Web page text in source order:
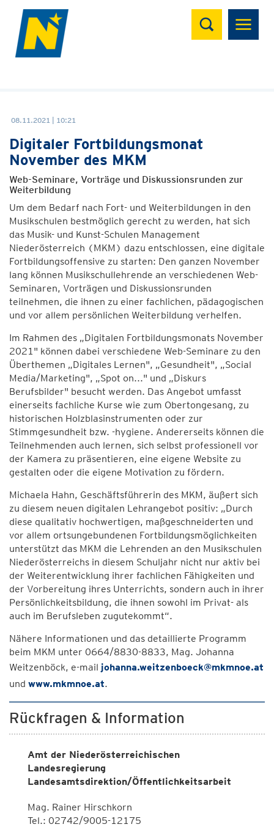
Suchen
08.11.2021 | 10:21
Digitaler Fortbildungsmonat
November des MKM
Web-Seminare, Vorträge und Diskussionsrunden zur
Weiterbildung
Um dem Bedarf nach Fort- und Weiterbildungen in den
Musikschulen bestmöglich gerecht zu werden, hat sich
das Musik- und Kunst-Schulen Management
Niederösterreich (MKM) dazu entschlossen, eine digitale
Fortbildungsoffensive zu starten: Den ganzen November
lang können Musikschullehrende an verschiedenen Web-
Seminaren, Vorträgen und Diskussionsrunden
teilnehmen, die ihnen zu einer fachlichen, pädagogischen
und vor allem persönlichen Weiterbildung verhelfen.
Im Rahmen des „Digitalen Fortbildungsmonats November
2021" können dabei verschiedene Web-Seminare zu den
Überthemen „Digitales Lernen", „Gesundheit", „Social
Media/Marketing", „Spot on..." und „Diskurs
Berufsbilder" besucht werden. Das Angebot umfasst
einerseits fachliche Kurse wie zum Obertongesang, zu
historischen Holzblasinstrumenten oder zur
Stimmgesundheit bzw. -hygiene. Andererseits können die
Teilnehmenden auch lernen, sich selbst professionell vor
der Kamera zu präsentieren, eine eigene Website zu
gestalten oder die eigene Motivation zu fördern.
Michaela Hahn, Geschäftsführerin des MKM, äußert sich
zu diesem neuen digitalen Lehrangebot positiv: „Durch
diese qualitativ hochwertigen, maßgeschneiderten und
vor allem ortsungebundenen Fortbildungsmöglichkeiten
unterstützt das MKM die Lehrenden an den Musikschulen
Niederösterreichs in diesem Schuljahr nicht nur aktiv bei
der Weiterentwicklung ihrer fachlichen Fähigkeiten und
der Vorbereitung ihres Unterrichts, sondern auch in ihrer
Persönlichkeitsbildung, die ihnen sowohl im Privat- als
auch im Berufsleben zugutekommt“.
Nähere Informationen und das detaillierte Programm
beim MKM unter 0664/8830-8833, Mag. Johanna
Weitzenböck, e-mail johanna.weitzenboeck@mkmnoe.at
und www.mkmnoe.at.
Rückfragen & Information
Amt der Niederösterreichischen
Landesregierung
Landesamtsdirektion/Öffentlichkeitsarbeit
Mag. Rainer Hirschkorn
Tel.: 02742/9005-12175